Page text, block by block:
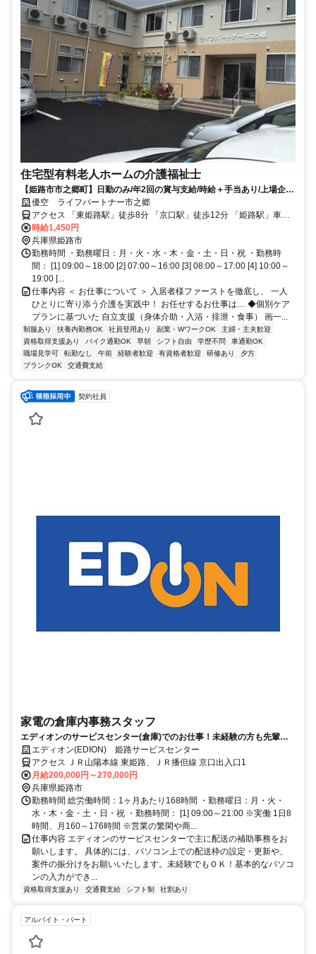
住宅型有料老人ホームの介護福祉士
【姫路市市之郷町】日勤のみ/年2回の賞与支給/時給＋手当あり/上場企業
の日勤
優空 ライフパートナー市之郷
アクセス 「東姫路駅」徒歩8分 「京口駅」徒歩12分 「姫路駅」車で6
分
時給1,450円
兵庫県姫路市
勤務時間 ・勤務曜日：月・火・水・木・金・土・日・祝 ・勤務時
間： [1] 09:00～18:00 [2] 07:00～16:00 [3] 08:00～17:00 [4] 10:00～
19:00 [...
仕事内容 ＜ お仕事について ＞ 入居者様ファーストを徹底し、 一人
ひとりに寄り添う介護を実践中！ お任せするお仕事は… ◆個別ケア
プランに基づいた 自立支援（身体介助・入浴・排泄・食事） 画一...
制服あり 扶養内勤務OK 社員登用あり 副業・WワークOK
主婦・主夫歓迎
資格取得支援あり
バイク通勤OK 早朝 シフト自由 学歴不問
車通勤OK
職場見学可
転勤なし 午前 経験者歓迎 有資格者歓迎 研修あり
夕方
ブランクOK
交通費支給
契約社員
家電の倉庫内事務スタッフ
エディオンのサービスセンター(倉庫)でのお仕事！未経験の方も先輩が
丁寧に指導するので心配いりません。
エディオン(EDION) 姫路サービスセンター
アクセス ＪＲ山陽本線 東姫路、ＪＲ播但線 京口出入口1
月給200,000円～270,000円
兵庫県姫路市
勤務時間 総労働時間：1ヶ月あたり168時間 ・勤務曜日：月・火・
水・木・金・土・日・祝 ・勤務時間： [1] 09:00～21:00 ※実働 1日8
時間、月160～176時間 ※営業の繁閑や商...
仕事内容 エディオンのサービスセンターで主に配送の補助事務をお
願いします。 具体的には、パソコン上での配送枠の設定・更新や、
案件の振分けをお願いいたします。未経験でもＯＫ！基本的なパソコ
ンの入力ができ...
資格取得支援あり 交通費支給 シフト制 社割あり
アルバイト・パート